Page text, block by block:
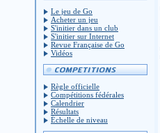
Le jeu de Go
Acheter un jeu
S'initier dans un club
S'initier sur Internet
Revue Française de Go
Vidéos
Règle officielle
Compétitions fédérales
Calendrier
Résultats
Échelle de niveau